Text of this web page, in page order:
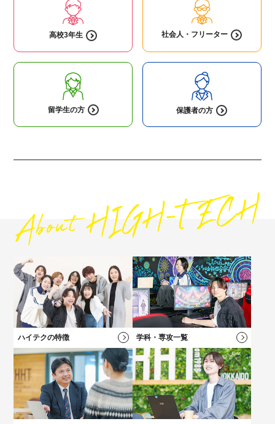
高校3年生 社会人・ フリーター
留学生の方 保護者の方
オススメのコンテンツ
自分の「好き！」が見つかる！
好きなメニューを選べる★オープンキャンパス
社会人・フリーターの方にオススメのコンテンツ
キャリアチェンジをお考えの方にオススメの説明会！
高校2年生向けのイベントや最新情報、進路選びについてはこち
ら！
保護者の方にオススメのコンテンツ
保護者の方向けのご案内、学費説明動画はコチラ
ハイテクの特徴 学科・専攻一覧